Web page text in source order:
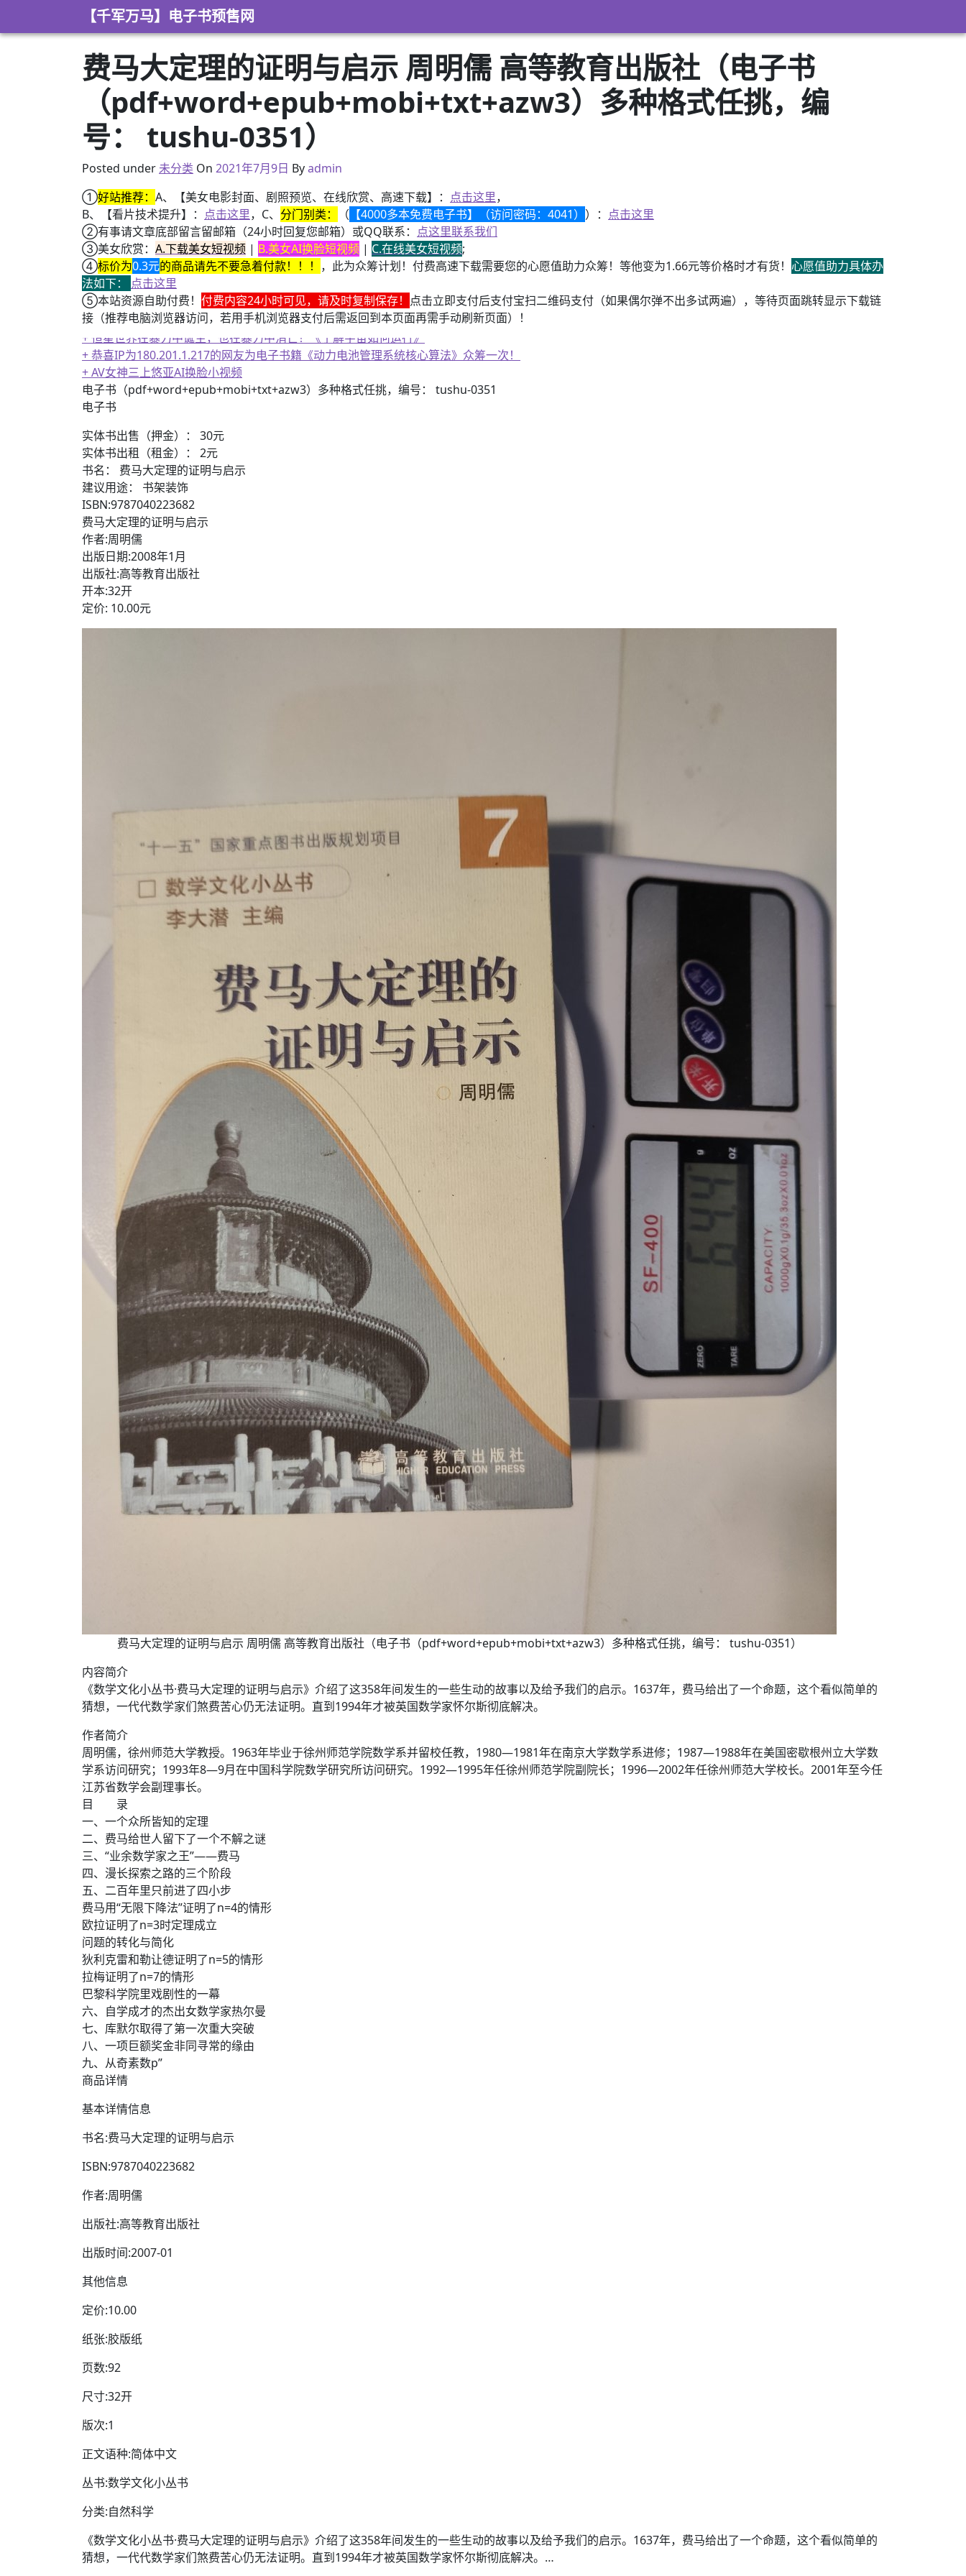
【千军万马】电子书预售网
费马大定理的证明与启示 周明儒 高等教育出版社（电子书
（pdf+word+epub+mobi+txt+azw3）多种格式任挑，编
号： tushu-0351）
Posted under未分类 On 2021年5月2日
2021年7月9日 Byadmin
①好站推荐： A、【美女电影封面、剧照预览、在线欣赏、高速下载】： 点击这里，
B、【看片技术提升】： 点击这里，C、 分门别类： （ 【4000多本免费电子书】（访问密码：4041） ）： 点击这里
②有事请文章底部留言留邮箱（24小时回复您邮箱）或QQ联系： 点这里联系我们
③美女欣赏： A.下载美女短视频 | B.美女AI换脸短视频 | C.在线美女短视频;
④标价为0.3元的商品请先不要急着付款！！！ ，此为众筹计划！付费高速下载需要您的心愿值助力众筹！等他变为1.66元等价格时才有货！ 心愿值助力具体办
法如下： 点击这里
⑤本站资源自助付费！ 付费内容24小时可见，请及时复制保存！ 点击立即支付后支付宝扫二维码支付（如果偶尔弹不出多试两遍），等待页面跳转显示下载链
接（推荐电脑浏览器访问，若用手机浏览器支付后需返回到本页面再需手动刷新页面）！
+ 恒星世界在暴力中诞生，也在暴力中消亡！《了解宇宙如何运行》
+ 恭喜IP为180.201.1.217的网友为电子书籍《动力电池管理系统核心算法》众筹一次！
+ AV女神三上悠亚AI换脸小视频
+ AV女神文化课！近400位AV女优明星故事简介
电子书（pdf+word+epub+mobi+txt+azw3）多种格式任挑，编号： tushu-0351
电子书
实体书出售（押金）： 30元
实体书出租（租金）： 2元
书名： 费马大定理的证明与启示
建议用途： 书架装饰
ISBN:9787040223682
费马大定理的证明与启示
作者:周明儒
出版日期:2008年1月
出版社:高等教育出版社
开本:32开
定价: 10.00元
费马大定理的证明与启示 周明儒 高等教育出版社（电子书（pdf+word+epub+mobi+txt+azw3）多种格式任挑，编号： tushu-0351）
内容简介
《数学文化小丛书·费马大定理的证明与启示》介绍了这358年间发生的一些生动的故事以及给予我们的启示。1637年，费马给出了一个命题，这个看似简单的
猜想，一代代数学家们煞费苦心仍无法证明。直到1994年才被英国数学家怀尔斯彻底解决。
作者简介
周明儒，徐州师范大学教授。1963年毕业于徐州师范学院数学系并留校任教，1980—1981年在南京大学数学系进修；1987—1988年在美国密歇根州立大学数
学系访问研究；1993年8—9月在中国科学院数学研究所访问研究。1992—1995年任徐州师范学院副院长；1996—2002年任徐州师范大学校长。2001年至今任
江苏省数学会副理事长。
目 录
一、一个众所皆知的定理
二、费马给世人留下了一个不解之谜
三、“业余数学家之王”——费马
四、漫长探索之路的三个阶段
五、二百年里只前进了四小步
费马用“无限下降法”证明了n=4的情形
欧拉证明了n=3时定理成立
问题的转化与简化
狄利克雷和勒让德证明了n=5的情形
拉梅证明了n=7的情形
巴黎科学院里戏剧性的一幕
六、自学成才的杰出女数学家热尔曼
七、库默尔取得了第一次重大突破
八、一项巨额奖金非同寻常的缘由
九、从奇素数p”
商品详情
基本详情信息
书名:费马大定理的证明与启示
ISBN:9787040223682
作者:周明儒
出版社:高等教育出版社
出版时间:2007-01
其他信息
定价:10.00
纸张:胶版纸
页数:92
尺寸:32开
版次:1
正文语种:简体中文
丛书:数学文化小丛书
分类:自然科学
《数学文化小丛书·费马大定理的证明与启示》介绍了这358年间发生的一些生动的故事以及给予我们的启示。1637年，费马给出了一个命题，这个看似简单的
猜想，一代代数学家们煞费苦心仍无法证明。直到1994年才被英国数学家怀尔斯彻底解决。…